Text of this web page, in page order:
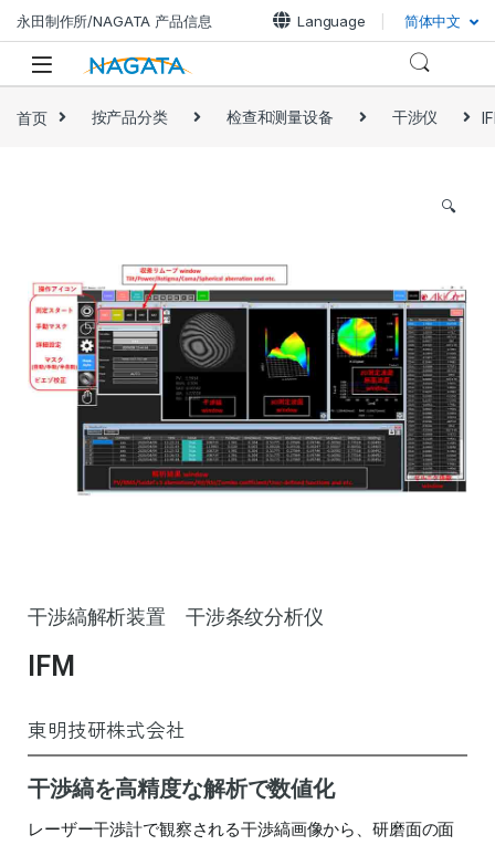
永田制作所/NAGATA 产品信息 Language 简体中文
首页 按产品分类 检查和测量设备 干涉仪
🔍
干渉縞解析装置 干涉条纹分析仪
IFM
東明技研株式会社
干渉縞を高精度な解析で数値化
レーザー干渉計で観察される干渉縞画像から、研磨面の面